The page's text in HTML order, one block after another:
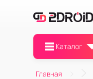
Каталог
Главная